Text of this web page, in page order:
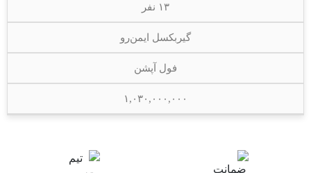
۱۳ نفر
گیربکسل ایمن‌رو
فول آپشن
۱,۰۳۰,۰۰۰,۰۰۰